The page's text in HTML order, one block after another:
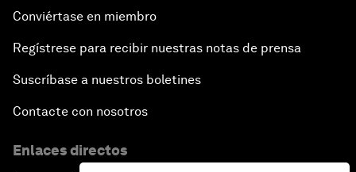
Conviértase en miembro
Regístrese para recibir nuestras notas de prensa
Suscríbase a nuestros boletines
Contacte con nosotros
Enlaces directos